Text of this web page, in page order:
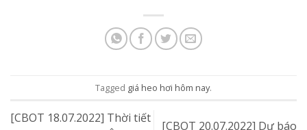
Tagged giá heo hơi hôm nay.
[CBOT 18.07.2022] Thời tiết
[CBOT 20.07.2022] Dự báo